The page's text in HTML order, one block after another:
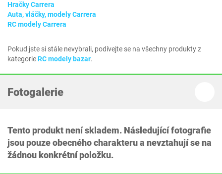
Hračky Carrera
Auta, vláčky, modely Carrera
RC modely Carrera
Pokud jste si stále nevybrali, podívejte se na všechny produkty z
kategorieRC modely bazar.
Fotogalerie
Tento produkt není skladem. Následující fotografie
jsou pouze obecného charakteru a nevztahují se na
žádnou konkrétní položku.